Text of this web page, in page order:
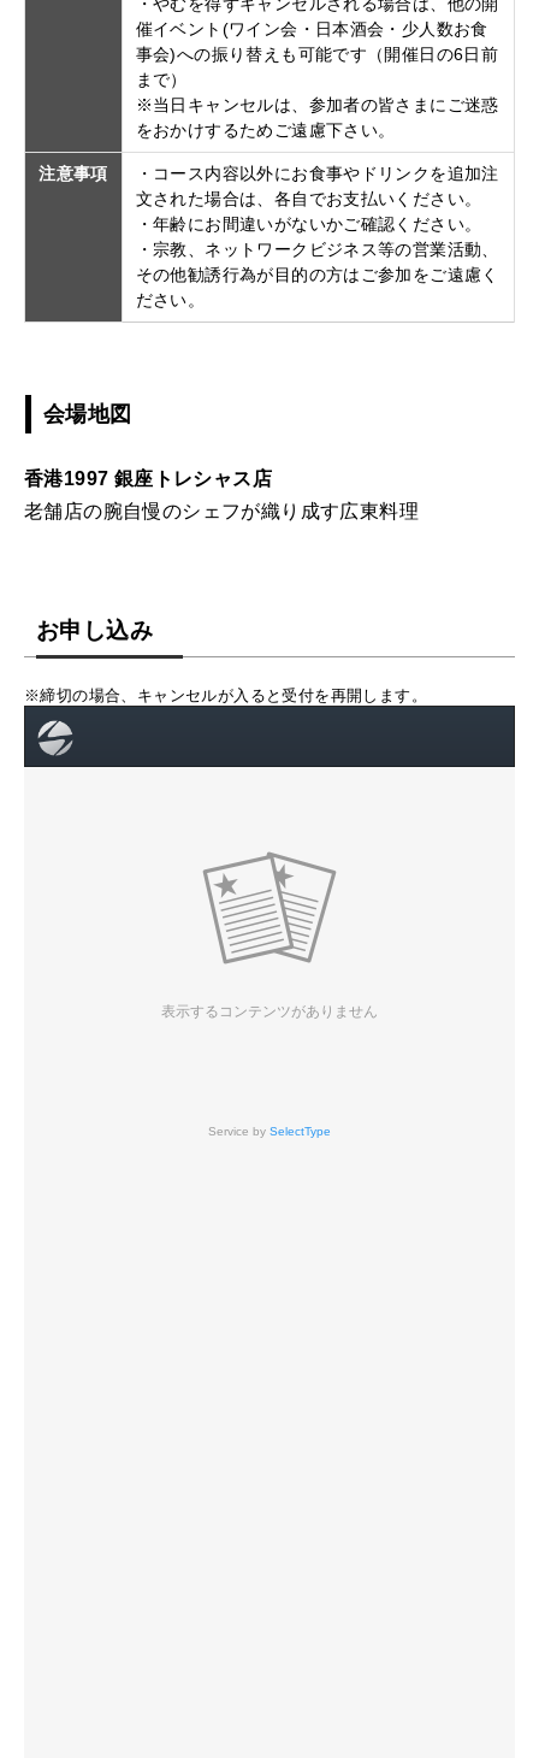
催イベント(ワイン会・日本酒会・少人数お食
事会)への振り替えも可能です（開催日の6日前
まで）
※当日キャンセルは、参加者の皆さまにご迷惑
をおかけするためご遠慮下さい。
注意事項
・コース内容以外にお食事やドリンクを追加注
文された場合は、各自でお支払いください。
・年齢にお間違いがないかご確認ください。
・宗教、ネットワークビジネス等の営業活動、
その他勧誘行為が目的の方はご参加をご遠慮く
ださい。
会場地図
香港1997 銀座トレシャス店
老舗店の腕自慢のシェフが織り成す広東料理
お申し込み
※締切の場合、キャンセルが入ると受付を再開します。